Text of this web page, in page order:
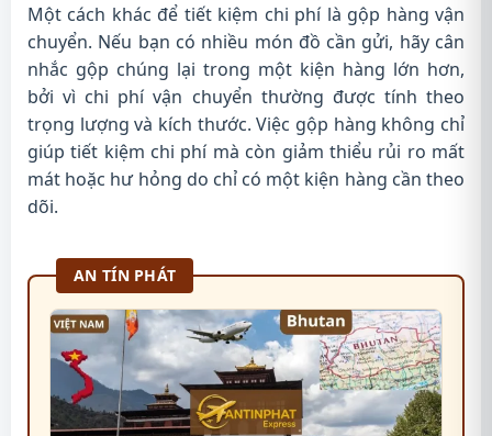
Một cách khác để tiết kiệm chi phí là gộp hàng vận
chuyển. Nếu bạn có nhiều món đồ cần gửi, hãy cân
nhắc gộp chúng lại trong một kiện hàng lớn hơn,
bởi vì chi phí vận chuyển thường được tính theo
trọng lượng và kích thước. Việc gộp hàng không chỉ
giúp tiết kiệm chi phí mà còn giảm thiểu rủi ro mất
mát hoặc hư hỏng do chỉ có một kiện hàng cần theo
dõi.
AN TÍN PHÁT